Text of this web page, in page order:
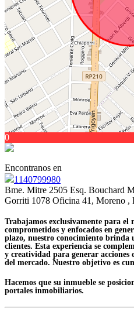
0
Encontranos en
1140799980
Bme. Mitre 2505 Esq. Bouchard
Gorriti 1078 Oficina 41, Moreno ,
Trabajamos exclusivamente para
comprometidos y enfocados en
plazo, nuestro conocimiento brinda
clientes. Esta experiencia se
y creatividad para generar acciones
del mercado. Nuestro objetivo es
Hacemos que su inmueble se
portales inmobiliarios.